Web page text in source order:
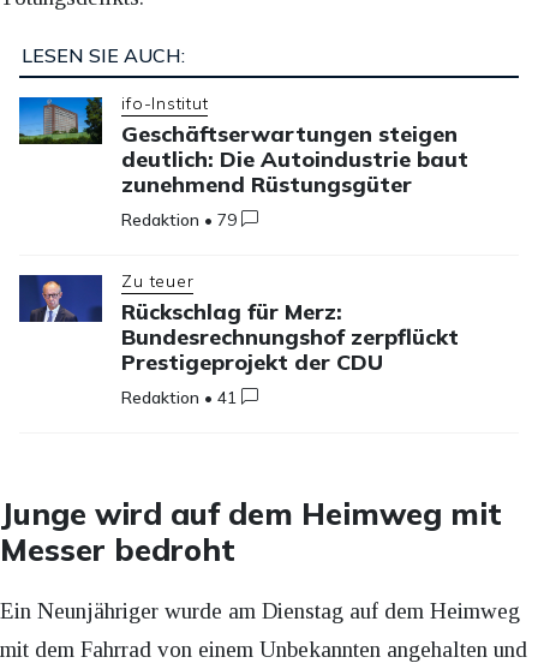
LESEN SIE AUCH:
ifo-Institut
Geschäftserwartungen steigen
deutlich: Die Autoindustrie baut
zunehmend Rüstungsgüter
Redaktion •79
Zu teuer
Rückschlag für Merz:
Bundesrechnungshof zerpflückt
Prestigeprojekt der CDU
Redaktion •41
Junge wird auf dem Heimweg mit
Messer bedroht
Ein Neunjähriger wurde am Dienstag auf dem Heimweg
mit dem Fahrrad von einem Unbekannten angehalten und